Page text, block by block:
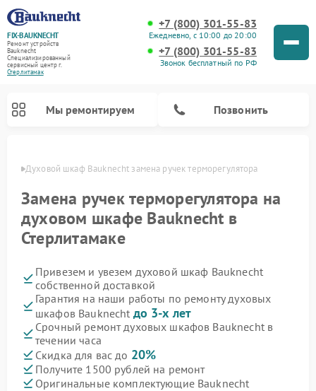
FIX-BAUKNECHT
Ремонт устройств
Bauknecht
Специализированный
cервисный центр г.
Стерлитамак
+7 (800) 301-55-83
Ежедневно, с 10:00 до 20:00
+7 (800) 301-55-83
Звонок бесплатный по РФ
Мы ремонтируем Позвонить
Духовой шкаф Bauknecht замена ручек терморегулятора
Замена ручек терморегулятора на
духовом шкафе Bauknecht в
Стерлитамаке
Привезем и увезем духовой шкаф Bauknecht
собственной доставкой
Гарантия на наши работы по ремонту духовых
шкафов Bauknecht до 3-х лет
Срочный ремонт духовых шкафов Bauknecht в
течении часа
Скидка для вас до 20%
Получите 1500 рублей на ремонт
Оригинальные комплектующие Bauknecht